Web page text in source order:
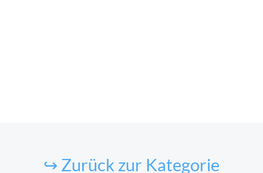
↪ Zurück zur Kategorie